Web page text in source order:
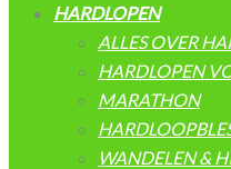
HARDLOPEN
ALLES OVER
HARDLOPEN
MARATHON
WANDELEN &